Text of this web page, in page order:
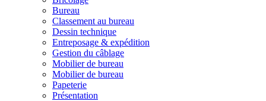
Bureau
Classement au bureau
Dessin technique
Entreposage & expédition
Gestion du câblage
Mobilier de bureau
Mobilier de bureau
Papeterie
Présentation